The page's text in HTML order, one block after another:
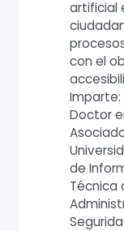
artificial
con el
Imparte:
Doctor
de
Técnica